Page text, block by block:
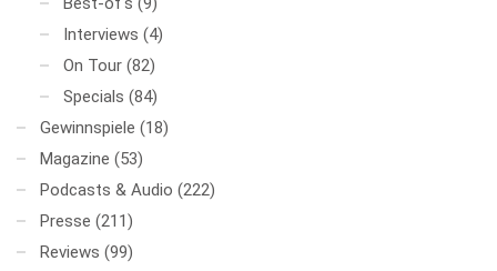
Interviews (4)
On Tour (82)
Specials (84)
Gewinnspiele (18)
Magazine (53)
Podcasts & Audio (222)
Presse (211)
Reviews (99)